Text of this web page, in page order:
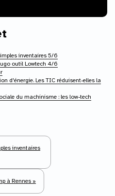
inventaires 5/6
outil Lowtech 4/6
d'énergie. Les TIC réduisent-elles la
du machinisme : les low-tech
inventaires
à Rennes »